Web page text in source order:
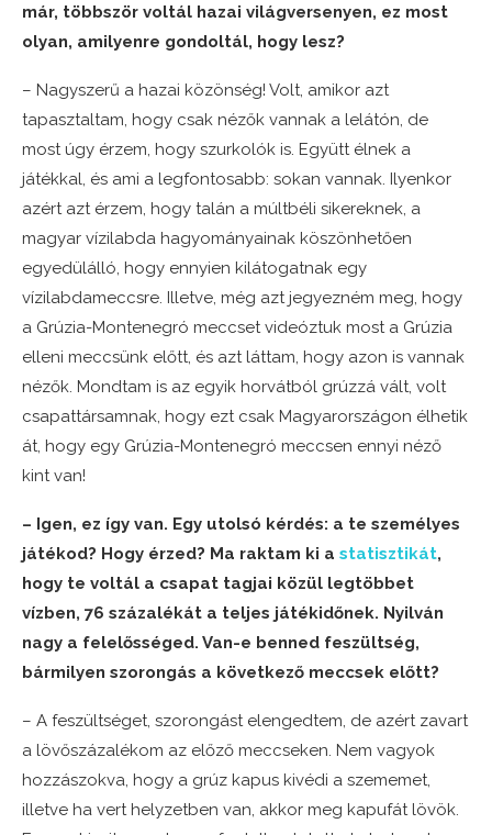
már, többször voltál hazai világversenyen, ez most
olyan, amilyenre gondoltál, hogy lesz?
– Nagyszerű a hazai közönség! Volt, amikor azt
tapasztaltam, hogy csak nézők vannak a lelátón, de
most úgy érzem, hogy szurkolók is. Együtt élnek a
játékkal, és ami a legfontosabb: sokan vannak. Ilyenkor
azért azt érzem, hogy talán a múltbéli sikereknek, a
magyar vízilabda hagyományainak köszönhetően
egyedülálló, hogy ennyien kilátogatnak egy
vízilabdameccsre. Illetve, még azt jegyezném meg, hogy
a Grúzia-Montenegró meccset videóztuk most a Grúzia
elleni meccsünk előtt, és azt láttam, hogy azon is vannak
nézők. Mondtam is az egyik horvátból grúzzá vált, volt
csapattársamnak, hogy ezt csak Magyarországon élhetik
át, hogy egy Grúzia-Montenegró meccsen ennyi néző
kint van!
– Igen, ez így van. Egy utolsó kérdés: a te személyes
játékod? Hogy érzed? Ma raktam ki a statisztikát,
hogy te voltál a csapat tagjai közül legtöbbet
vízben, 76 százalékát a teljes játékidőnek. Nyilván
nagy a felelősséged. Van-e benned feszültség,
bármilyen szorongás a következő meccsek előtt?
– A feszültséget, szorongást elengedtem, de azért zavart
a lövőszázalékom az előző meccseken. Nem vagyok
hozzászokva, hogy a grúz kapus kivédi a szememet,
illetve ha vert helyzetben van, akkor meg kapufát lövök.